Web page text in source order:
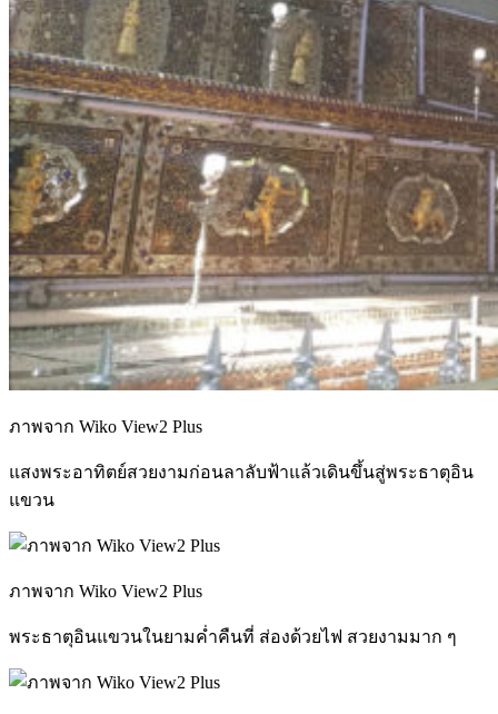
ภาพจาก Wiko View2 Plus
แสงพระอาทิตย์สวยงามก่อนลาลับฟ้าแล้วเดินขึ้นสู่พระธาตุอิน
แขวน
ภาพจาก Wiko View2 Plus
พระธาตุอินแขวนในยามค่ำคืนที่ ส่องด้วยไฟ สวยงามมาก ๆ